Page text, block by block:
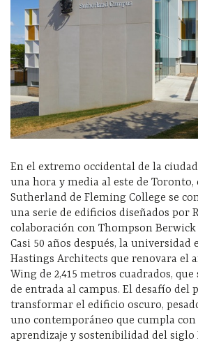
En el extremo occidental de la
una hora y media al este de Toronto,
Sutherland de Fleming College se
una serie de edificios diseñados por
colaboración con Thompson
Casi 50 años después, la universidad
Hastings Architects que renovara el
Wing de 2,415 metros cuadrados,
de entrada al campus. El desafío del
transformar el edificio oscuro,
uno contemporáneo que cumpla con
aprendizaje y sostenibilidad del siglo